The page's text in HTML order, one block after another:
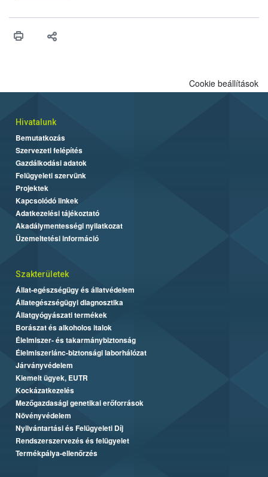
vonni az ebek viselkedésének megítélésében jártas szakértőt.
Cookie beállítások
Hivatalunk
Bemutatkozás
Szervezeti felépítés
Gazdálkodási adatok
Felügyeleti szervünk
Projektek
Kapcsolódó linkek
Adatkezelési tájékoztató
Akadálymentességi nyilatkozat
Üzemeltetési információ
Szakterületek
Állat-egészségügy és állatvédelem
Állategészségügyi diagnosztika
Állatgyógyászati termékek
Borászat és alkoholos italok
Élelmiszer- és takarmánybiztonság
Élelmiszerlánc-biztonsági laborhálózat
Járványvédelem
Kiemelt ügyek, EUTR
Kockázatkezelés
Mezőgazdasági genetikai erőforrások
Növényvédelem
Nyilvántartási és Felügyeleti Díj
Rendszerszervezés és felügyelet
Termékpálya-ellenőrzés